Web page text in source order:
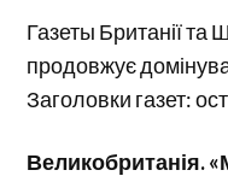
Газеты Британії та
продовжує
Заголовки газет:
Великобританія.